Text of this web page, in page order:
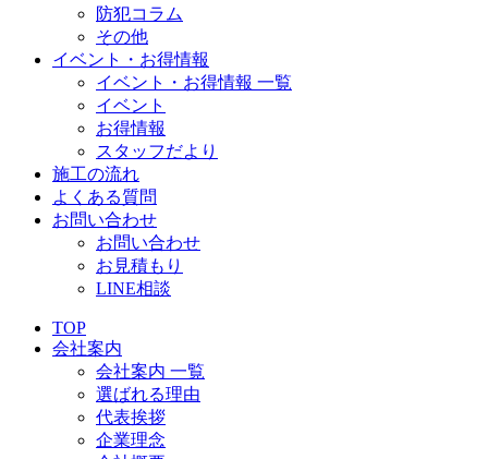
防犯コラム
その他
イベント・お得情報
イベント・お得情報 一覧
イベント
お得情報
スタッフだより
施工の流れ
よくある質問
お問い合わせ
お問い合わせ
お見積もり
LINE相談
TOP
会社案内
会社案内 一覧
選ばれる理由
代表挨拶
企業理念